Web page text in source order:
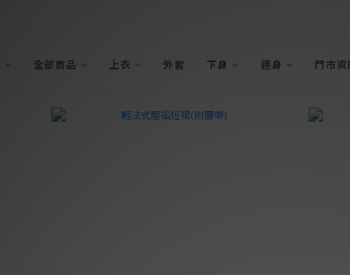
全部商品 上衣 外套 下身 連身 門市資